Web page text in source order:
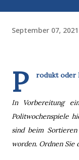
September 07, 2021
P rodukt oder
In Vorbereitung
Politwochenspiele
sind beim
worden. Ordnen Sie